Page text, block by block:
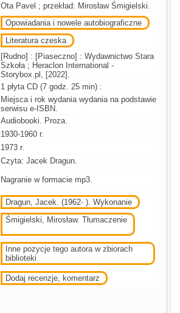
Ota Pavel ; przekład: Mirosław Śmigielski.
Opowiadania i nowele autobiograficzne
Literatura czeska
[Rudno] : [Piaseczno] : Wydawnictwo Stara
Szkoła ; Heraclon International -
Storybox.pl, [2022].
1 płyta CD (7 godz. 25 min) :
Miejsca i rok wydania wydania na podstawie
serwisu e-ISBN.
Audiobooki. Proza.
1930-1960 r.
1973 r.
Czyta: Jacek Dragun.
Nagranie w formacie mp3.
Dragun, Jacek. (1962- ). Wykonanie
Śmigielski, Mirosław. Tłumaczenie
Inne pozycje tego autora w zbiorach
biblioteki
Dodaj recenzje, komentarz